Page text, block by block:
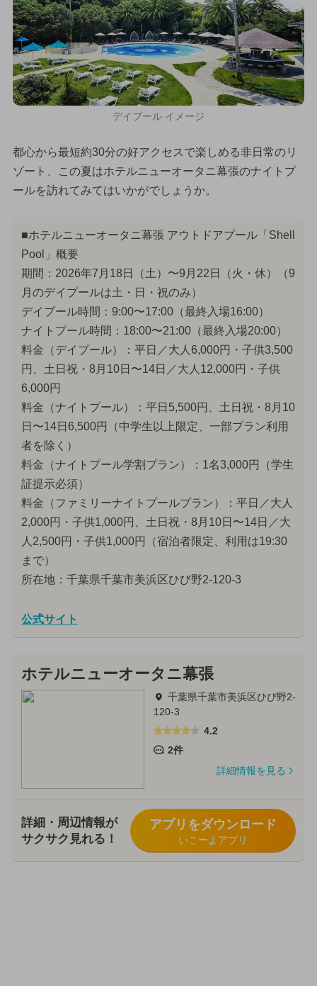
デイプール イメージ
都心から最短約30分の好アクセスで楽しめる非日常のリ
ゾート、この夏はホテルニューオータニ幕張のナイトプ
ールを訪れてみてはいかがでしょうか。
■ホテルニューオータニ幕張 アウトドアプール「Shell
Pool」概要
期間：2026年7月18日（土）〜9月22日（火・休）（9
月のデイプールは土・日・祝のみ）
デイプール時間：9:00〜17:00（最終入場16:00）
ナイトプール時間：18:00〜21:00（最終入場20:00）
料金（デイプール）：平日／大人6,000円・子供3,500
円、土日祝・8月10日〜14日／大人12,000円・子供
6,000円
料金（ナイトプール）：平日5,500円、土日祝・8月10
日〜14日6,500円（中学生以上限定、一部プラン利用
者を除く）
料金（ナイトプール学割プラン）：1名3,000円（学生
証提示必須）
料金（ファミリーナイトプールプラン）：平日／大人
2,000円・子供1,000円、土日祝・8月10日〜14日／大
人2,500円・子供1,000円（宿泊者限定、利用は19:30
まで）
所在地：千葉県千葉市美浜区ひび野2-120-3
公式サイト
ホテルニューオータニ幕張
千葉県千葉市美浜区ひび野2-
120-3
4.2
2件
詳細情報を見る
詳細・周辺情報が
サクサク見れる！
アプリをダウンロード
いこーよアプリ